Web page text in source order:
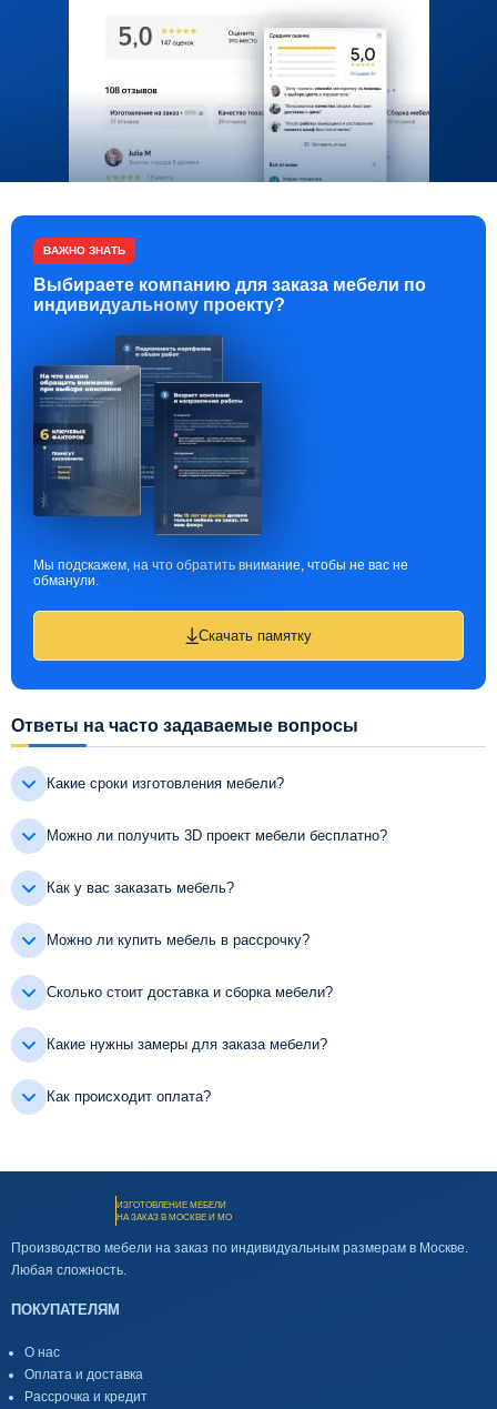
ВАЖНО ЗНАТЬ
Выбираете компанию для заказа мебели по
индивидуальному проекту?
Мы подскажем, на что обратить внимание, чтобы не вас не
обманули.
Скачать памятку
Ответы на часто задаваемые вопросы
Какие сроки изготовления мебели?
Можно ли получить 3D проект мебели бесплатно?
Как у вас заказать мебель?
Можно ли купить мебель в рассрочку?
Сколько стоит доставка и сборка мебели?
Какие нужны замеры для заказа мебели?
Как происходит оплата?
ИЗГОТОВЛЕНИЕ МЕБЕЛИ
НА ЗАКАЗ В МОСКВЕ И МО
Производство мебели на заказ по индивидуальным размерам в Москве.
Любая сложность.
ПОКУПАТЕЛЯМ
О нас
Оплата и доставка
Рассрочка и кредит